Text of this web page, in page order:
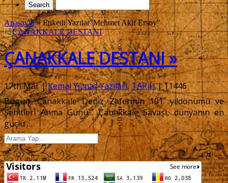
Anasayfa»Etiketli Yazılar"Mehmet Akif Ersoy"
ÇANAKKALE DESTANI »
17th Mar|Kemal Yılmaz Yazıları,TARİH|11446
Bugün, Çanakkale Deniz Zaferinin 101. yıldönümü ve
Şehitleri Anma Günü… Çanakkale Savaşı, dünyanın en
güçlü…